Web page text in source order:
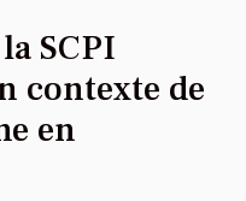
SCPI
contexte de
en